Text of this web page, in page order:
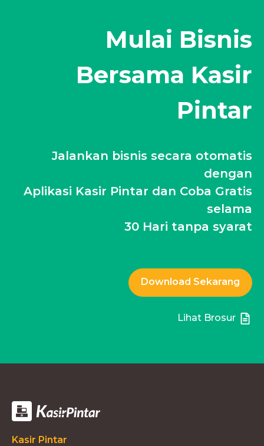
Mulai Bisnis
Bersama Kasir
Pintar
Jalankan bisnis secara otomatis
dengan
Aplikasi Kasir Pintar dan Coba Gratis
selama
30 Hari tanpa syarat
Download Sekarang
Lihat Brosur
Kasir Pintar